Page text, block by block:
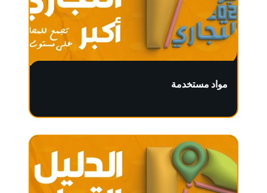
مواد مستخدمة